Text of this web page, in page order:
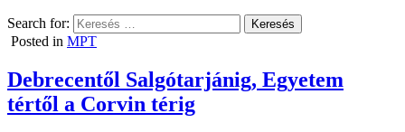
Search for:
Posted in MPT
Debrecentől Salgótarjánig, Egyetem
tértől a Corvin térig